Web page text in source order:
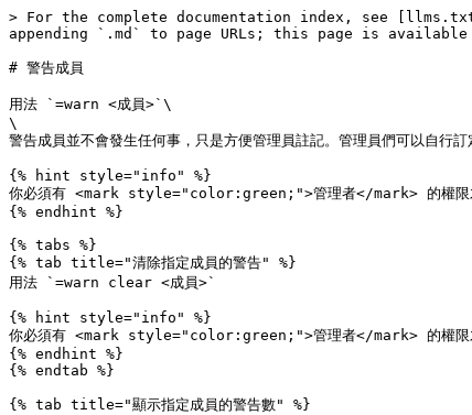
> For the complete documentation index, see
appending `.md` to page URLs; this page is available
# 警告成員
用法 `=warn <成員>`\
\
警告成員並不會發生任何事，只是方便管理員註記。管理員們可以
{% hint style="info" %}
你必須有 <mark style="color:green;">管理者</mark> 的權限才
{% endhint %}
{% tabs %}
{% tab title="清除指定成員的警告" %}
用法 `=warn clear <成員>`
{% hint style="info" %}
你必須有 <mark style="color:green;">管理者</mark> 的權限才
{% endhint %}
{% endtab %}
{% tab title="顯示指定成員的警告數" %}